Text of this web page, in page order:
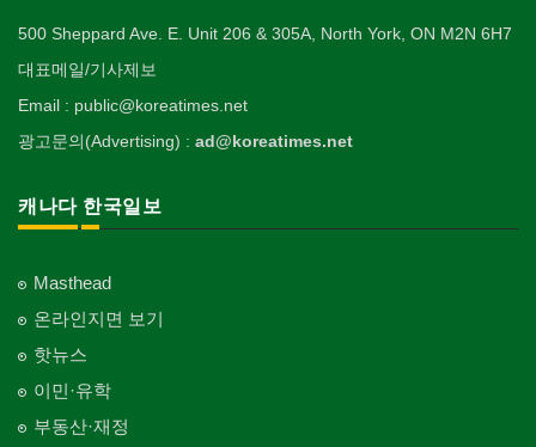
500 Sheppard Ave. E. Unit 206 & 305A, North York, ON M2N 6H7
대표메일/기사제보
Email : public@koreatimes.net
광고문의(Advertising) : ad@koreatimes.net
캐나다 한국일보
Masthead
온라인지면 보기
핫뉴스
이민·유학
부동산·재정